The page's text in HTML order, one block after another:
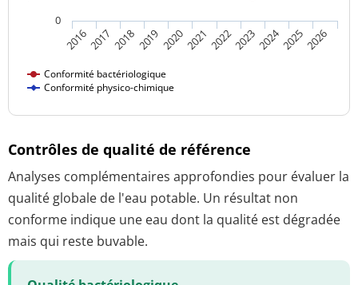
Conformité bactériologique
Conformité physico-chimique
20162017 201820192020202120222023202420252026
0
Contrôles de qualité de référence
Analyses complémentaires approfondies pour évaluer la
qualité globale de l'eau potable. Un résultat non
conforme indique une eau dont la qualité est dégradée
mais qui reste buvable.